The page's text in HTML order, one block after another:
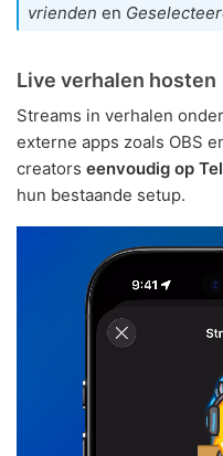
vrienden en
Live verhalen hosten
Streams in verhalen
externe apps zoals OBS
creators eenvoudig op
hun bestaande setup.